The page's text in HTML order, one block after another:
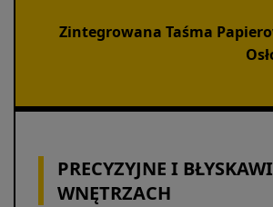
Zintegrowana Taśma
PRECYZYJNE I
WNĘTRZACH